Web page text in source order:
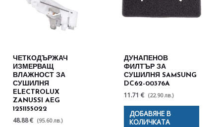
ЧЕТКОДЪРЖАЧ
ИЗМЕРВАЩ
ВЛАЖНОСТ ЗА
СУШИЛНЯ
ELECTROLUX
ZANUSSI AEG
1251155022
48.88 € (95.60 лв.)
ДУНАПЕНОВ
ФИЛТЪР ЗА
СУШИЛНЯ SAMSUNG
DC62-00376A
11.71 € (22.90 лв.)
ДОБАВЯНЕ В
КОЛИЧКАТА